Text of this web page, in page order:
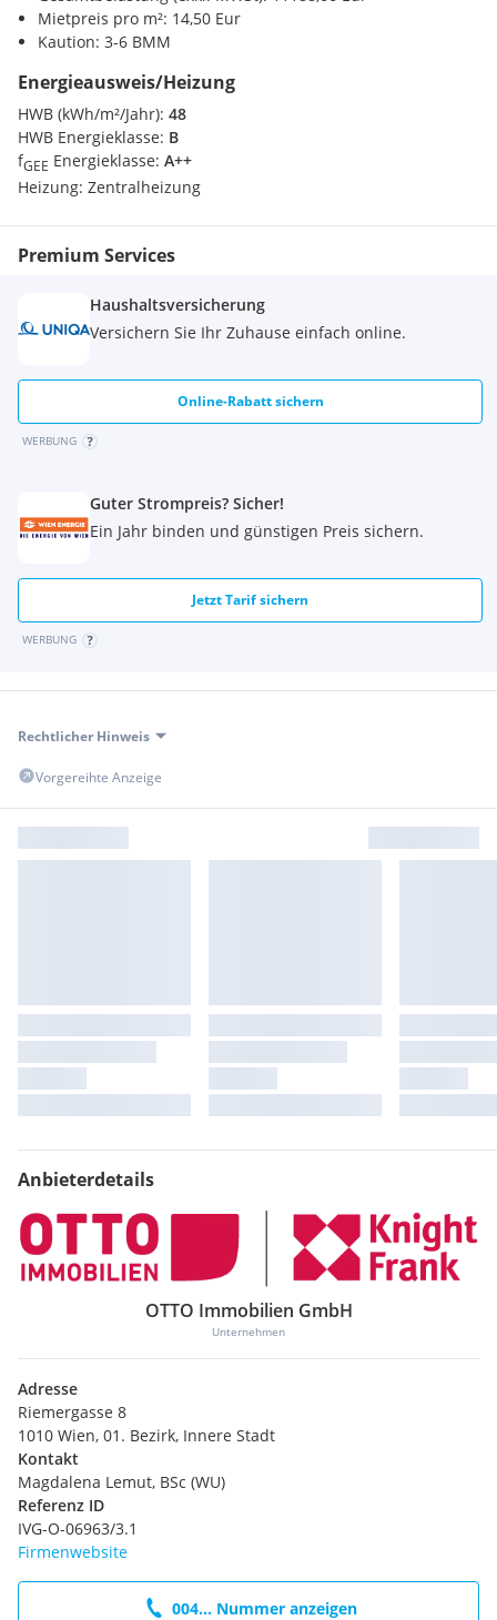
Mietpreis pro m²: 14,50 Eur
Kaution: 3-6 BMM
Energieausweis/Heizung
HWB (kWh/m²/Jahr): 48
HWB Energieklasse: B
fGEE Energieklasse: A++
Heizung: Zentralheizung
Premium Services
Haushaltsversicherung
Versichern Sie Ihr Zuhause einfach online.
Online-Rabatt sichern
WERBUNG
Guter Strompreis? Sicher!
Ein Jahr binden und günstigen Preis sichern.
Jetzt Tarif sichern
WERBUNG
Rechtlicher Hinweis
Vorgereihte Anzeige
Anbieterdetails
OTTO Immobilien GmbH
Unternehmen
Adresse
Riemergasse 8
1010 Wien, 01. Bezirk, Innere Stadt
Kontakt
Magdalena Lemut, BSc (WU)
Referenz ID
IVG-O-06963/3.1
Firmenwebsite
004... Nummer anzeigen